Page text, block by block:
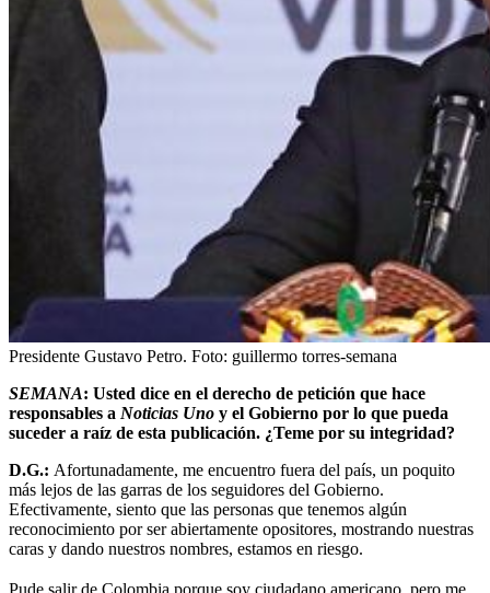
Presidente Gustavo Petro. Foto: guillermo torres-semana
SEMANA: Usted dice en el derecho de petición que hace
responsables a Noticias Uno y el Gobierno por lo que pueda
suceder a raíz de esta publicación. ¿Teme por su integridad?
D.G.: Afortunadamente, me encuentro fuera del país, un poquito
más lejos de las garras de los seguidores del Gobierno.
Efectivamente, siento que las personas que tenemos algún
reconocimiento por ser abiertamente opositores, mostrando nuestras
caras y dando nuestros nombres, estamos en riesgo.
Pude salir de Colombia porque soy ciudadano americano, pero me